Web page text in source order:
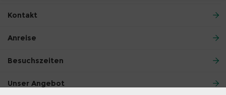
Kontakt
Anreise
Besuchszeiten
Unser Angebot